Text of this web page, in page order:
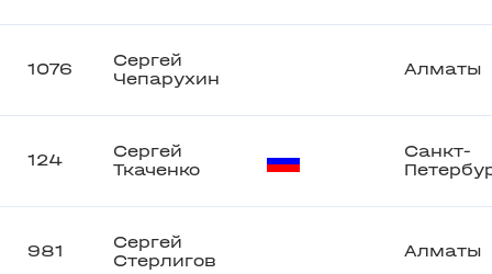
1076
Сергей
Чепарухин
Алматы
124
Сергей
Ткаченко
Санкт-
981
Сергей
Стерлигов
Алматы